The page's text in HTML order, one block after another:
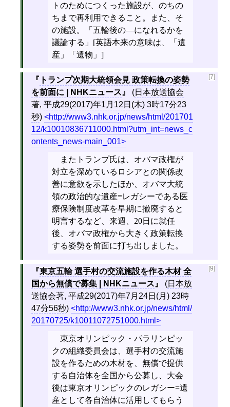
トのためにつくった施設が、のちの
ちまで再利用できること。また、そ
の施設。「五輪後の―になれるかを
議論する」[英語本来の意味は、「遺
産」「遺物」]
[7]
トランプ次期大統領会見 政策転換の姿勢
を前面に | NHKニュース
(日本放送協会
著, 平成29(2017)年1月12日(木) 3時17分23
秒)
http://www3.nhk.or.jp/news/html/201701
12/k10010836711000.html?utm_int=news_c
ontents_news-main_001
またトランプ氏は、オバマ政権が
対立を深めているロシアとの関係改
善に意欲を示したほか、オバマ大統
領の政治的な遺産=レガシーである医
療保険制度改革を早期に撤廃すると
明言するなど、来週、20日に就任
後、オバマ政権から大きく政策転換
する姿勢を前面に打ち出しました。
[9]
東京五輪 選手村の交流施設を作る木材 全
国から無償で募集 | NHKニュース
(日本放
送協会著, 平成29(2017)年7月24日(月) 23時
47分56秒)
http://www3.nhk.or.jp/news/html/
20170725/k10011072751000.html
東京オリンピック・パラリンピッ
クの組織委員会は、選手村の交流施
設を作るための木材を、無償で提供
する自治体を全国から公募し、大会
後は東京オリンピックのレガシー=遺
産として各自治体に活用してもらう